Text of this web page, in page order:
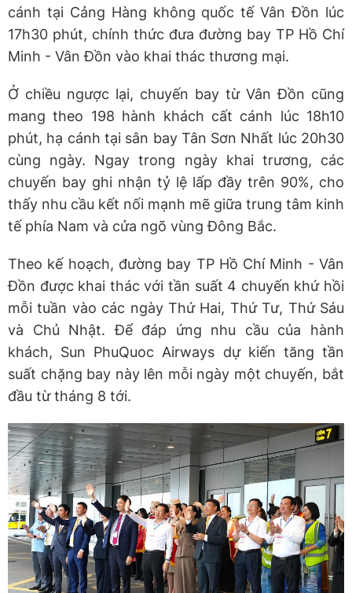
cánh tại Cảng Hàng không quốc tế Vân Đồn lúc
17h30 phút, chính thức đưa đường bay TP Hồ Chí
Minh - Vân Đồn vào khai thác thương mại.
Ở chiều ngược lại, chuyến bay từ Vân Đồn cũng
mang theo 198 hành khách cất cánh lúc 18h10
phút, hạ cánh tại sân bay Tân Sơn Nhất lúc 20h30
cùng ngày. Ngay trong ngày khai trương, các
chuyến bay ghi nhận tỷ lệ lấp đầy trên 90%, cho
thấy nhu cầu kết nối mạnh mẽ giữa trung tâm kinh
tế phía Nam và cửa ngõ vùng Đông Bắc.
Theo kế hoạch, đường bay TP Hồ Chí Minh - Vân
Đồn được khai thác với tần suất 4 chuyến khứ hồi
mỗi tuần vào các ngày Thứ Hai, Thứ Tư, Thứ Sáu
và Chủ Nhật. Để đáp ứng nhu cầu của hành
khách, Sun PhuQuoc Airways dự kiến tăng tần
suất chặng bay này lên mỗi ngày một chuyến, bắt
đầu từ tháng 8 tới.